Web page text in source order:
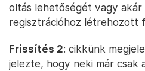
oltás lehetőségét vagy akár
regisztrációhoz létrehozott
Frissítés 2: cikkünk
jelezte, hogy neki már csak